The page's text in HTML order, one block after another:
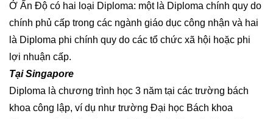
Ở Ấn Độ có hai loại Diploma: một là Diploma chính quy do
chính phủ cấp trong các ngành giáo dục công nhận và hai
là Diploma phi chính quy do các tổ chức xã hội hoặc phi
lợi nhuận cấp.
Tại Singapore
Diploma là chương trình học 3 năm tại các trường bách
khoa công lập, ví dụ như trường Đại học Bách khoa